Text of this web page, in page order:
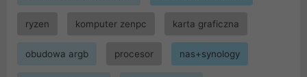
ryzen komputer zenpc karta graficzna
obudowa argb procesor nas+synology